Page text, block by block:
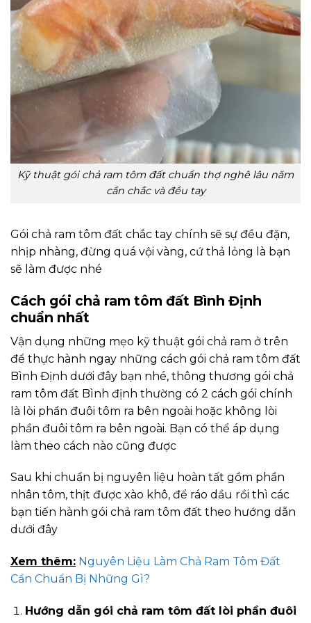
Kỹ thuật gói chả ram tôm đất chuẩn thợ nghê lâu năm
cần chắc và đều tay
Gói chả ram tôm đất chắc tay chính sẽ sự đều đặn,
nhịp nhàng, đừng quá vội vàng, cứ thả lỏng là bạn
sẽ làm được nhé
Cách gói chả ram tôm đất Bình Định
chuẩn nhất
Vận dụng những mẹo kỹ thuật gói chả ram ở trên
để thực hành ngay những cách gói chả ram tôm đất
Bình Định dưới đây bạn nhé, thông thương gói chả
ram tôm đất Bình định thường có 2 cách gói chính
là lòi phần đuôi tôm ra bên ngoài hoặc không lòi
phần đuôi tôm ra bên ngoài. Bạn có thể áp dụng
làm theo cách nào cũng được
Sau khi chuẩn bị nguyên liệu hoàn tất gồm phần
nhân tôm, thịt được xào khô, để ráo dầu rồi thì các
bạn tiến hành gói chả ram tôm đất theo hướng dẫn
dưới đây
Xem thêm: Nguyên Liệu Làm Chả Ram Tôm Đất
Cần Chuẩn Bị Những Gì?
Hướng dẫn gói chả ram tôm đất lòi phần đuôi